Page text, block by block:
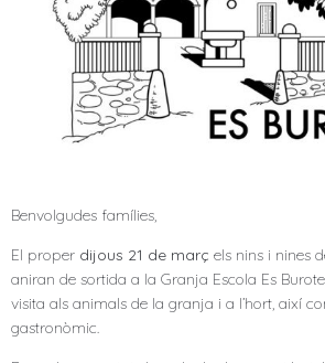
Benvolgudes famílies,
El proper dijous 21 de març els nins i nines
aniran de sortida a la Granja Escola Es
visita als animals de la granja i a l’hort, així
gastronòmic.